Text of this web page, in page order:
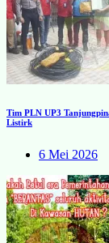
Tim PLN UP3
Listirk
6 Mei 2026